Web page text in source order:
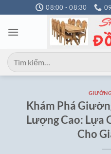
qua
nội
08:00 - 08:30
Tìm
kiếm:
Khám Phá
Lượng Cao: Lựa
Cho